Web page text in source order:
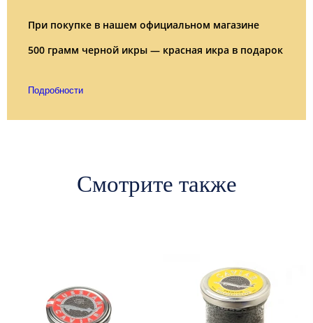
При покупке в нашем официальном магазине
500 грамм черной икры — красная икра в подарок
Подробности
Смотрите также